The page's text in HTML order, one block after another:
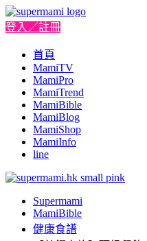
登入／註冊
首頁
MamiTV
MamiPro
MamiTrend
MamiBible
MamiBlog
MamiShop
MamiInfo
line
Supermami
MamiBible
健康食譜